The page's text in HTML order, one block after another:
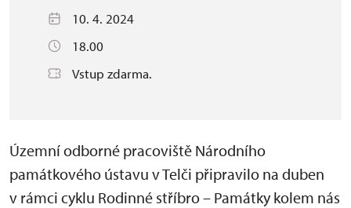
10. 4. 2024
18.00
Vstup zdarma.
Územní odborné pracoviště Národního
památkového ústavu v Telči připravilo na duben
v rámci cyklu Rodinné stříbro – Památky kolem nás